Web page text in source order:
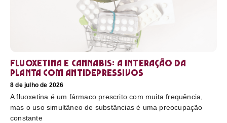
Fluoxetina e Cannabis: a interação da
planta com antidepressivos
8 de julho de 2026
A fluoxetina é um fármaco prescrito com muita frequência,
mas o uso simultâneo de substâncias é uma preocupação
constante